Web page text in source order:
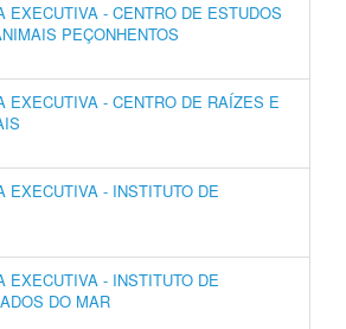
EXECUTIVA - CENTRO DE ESTUDOS
PEÇONHENTOS
EXECUTIVA - CENTRO DE RAÍZES E
EXECUTIVA - INSTITUTO DE
EXECUTIVA - INSTITUTO DE
DO MAR